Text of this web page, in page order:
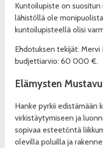
Kuntoilupiste on
lähistöllä ole
kuntoilupisteellä olisi
Ehdotuksen tekijät:
budjettiarvio: 60 000 €.
Elämysten
Hanke pyrkii edistämään
virkistäytymiseen ja
sopivaa esteetöntä
olevilla poluilla ja